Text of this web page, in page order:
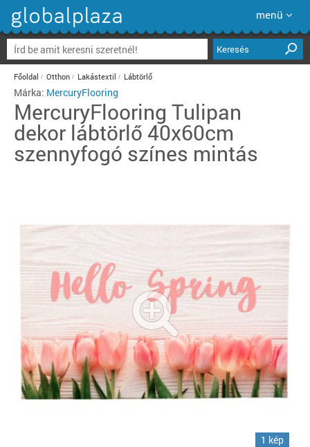
menü
Keresés
Főoldal Otthon Lakástextil Lábtörlő
Márka: MercuryFlooring
MercuryFlooring Tulipan
dekor lábtörlő 40x60cm
szennyfogó színes mintás
1 kép